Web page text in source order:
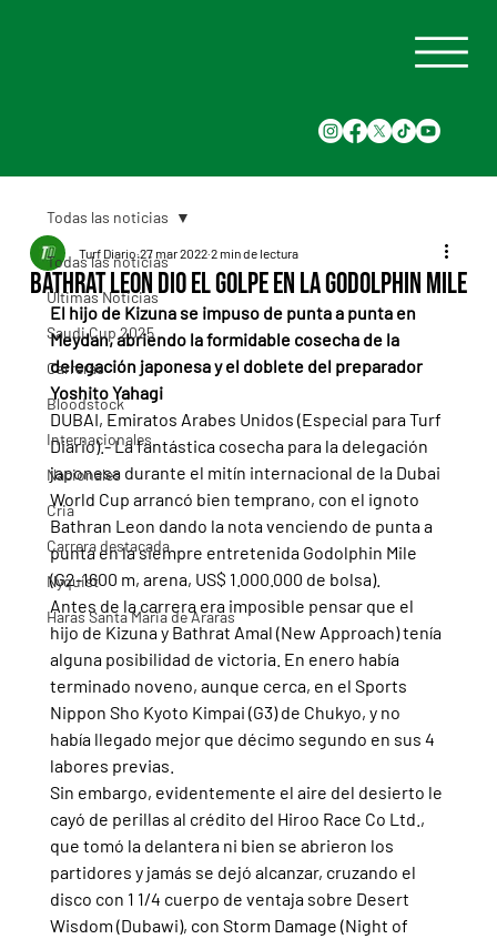
Todas las noticias
Últimas Noticias
Saudi Cup 2025
Carreras
Bloodstock
Internacionales
Nacionales
Cria
Carrera destacada
Nyquist
Haras Santa Maria de Araras
Todas las noticias
Bathrat Leon dio el golpe en la Godolphin Mile
Turf Diario 27 mar 2022 2 min de lectura
El hijo de Kizuna se impuso de punta a punta en
Meydan, abriendo la formidable cosecha de la
delegación japonesa y el doblete del preparador
Yoshito Yahagi
DUBAI, Emiratos Arabes Unidos (Especial para Turf
Diario).- La fantástica cosecha para la delegación
japonesa durante el mitín internacional de la Dubai
World Cup arrancó bien temprano, con el ignoto
Bathran Leon dando la nota venciendo de punta a
punta en la siempre entretenida Godolphin Mile
(G2-1600 m, arena, US$ 1.000.000 de bolsa).
Antes de la carrera era imposible pensar que el
hijo de Kizuna y Bathrat Amal (New Approach) tenía
alguna posibilidad de victoria. En enero había
terminado noveno, aunque cerca, en el Sports
Nippon Sho Kyoto Kimpai (G3) de Chukyo, y no
había llegado mejor que décimo segundo en sus 4
labores previas.
Sin embargo, evidentemente el aire del desierto le
cayó de perillas al crédito del Hiroo Race Co Ltd.,
que tomó la delantera ni bien se abrieron los
partidores y jamás se dejó alcanzar, cruzando el
disco con 1 1/4 cuerpo de ventaja sobre Desert
Wisdom (Dubawi), con Storm Damage (Night of